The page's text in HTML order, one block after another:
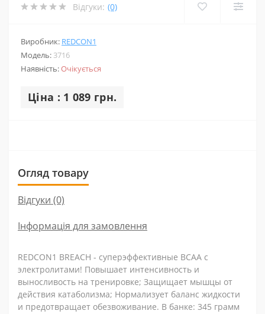
Відгуки: (0)
Виробник: REDCON1
Модель: 3716
Наявність:Очікується
Ціна : 1 089 грн.
Огляд товару
Відгуки (0)
Інформація для замовлення
REDCON1 BREACH - cуперэффективные BCAA с
электролитами! Повышает интенсивность и
выносливость на тренировке; Защищает мышцы от
действия катаболизма; Нормализует баланс жидкости
и предотвращает обезвоживание. В банке: 345 грамм